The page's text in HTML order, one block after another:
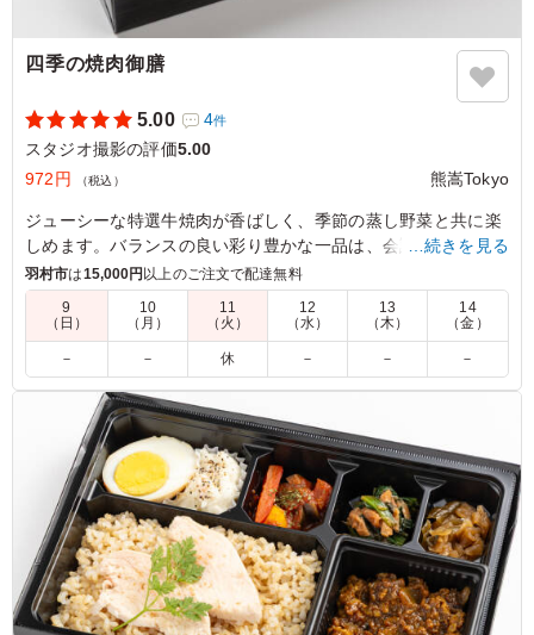
四季の焼肉御膳
5.00 4件
スタジオ撮影の評価5.00
972円
（税込） 熊嵩Tokyo
ジューシーな特選牛焼肉が香ばしく、季節の蒸し野菜と共に楽
しめます。バランスの良い彩り豊かな一品は、会議や社内懇親
ランチに最適です。
5.0
しっかりとした味付けのお肉で食欲が進み、冷めてもおい
しく食べられました。付け合わせも種類があり満足感があ
ります。ボリュームもちょうど良く、午後の撮影に向けて
しっかりエネルギー補給ができるお弁当でした
ご利用シーン：ロケ・撮影›スタジオ撮影
東京都世田谷区野毛2026/06/24
…続きを見る
羽村市は15,000円 以上のご注文で配達無料
9
（日）
10
（月）
11
（火）
12
（水）
13
（木）
14
（金）
－ － 休 － － －